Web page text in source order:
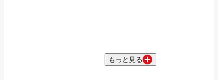
もっと見る